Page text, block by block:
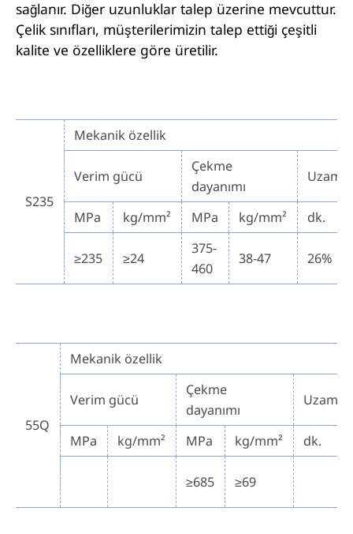
sağlanır. Diğer uzunluklar talep üzerine mevcuttur.
Çelik sınıfları, müşterilerimizin talep ettiği çeşitli
kalite ve özelliklere göre üretilir.
S235
Mekanik özellik
Verim gücü
Çekme
dayanımı
Uzama
MPa kg/mm² MPa kg/mm² dk.
≥235 ≥24
375-
460
38-47 26%
55Q
Mekanik özellik
Verim gücü
Çekme
dayanımı
Uzama
MPa kg/mm² MPa kg/mm² dk.
≥685 ≥69